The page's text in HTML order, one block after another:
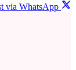
via WhatsApp